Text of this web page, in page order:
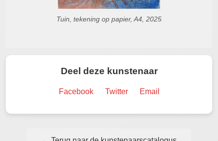
Tuin, tekening op papier, A4, 2025
Deel deze kunstenaar
Facebook Twitter Email